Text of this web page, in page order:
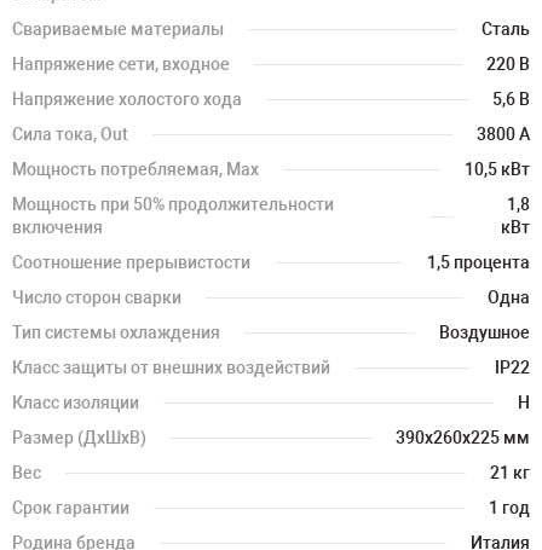
Свариваемые материалы
Сталь
Напряжение сети, входное
220 В
Напряжение холостого хода
5,6 В
Сила тока, Out
3800 А
Мощность потребляемая, Max
10,5 кВт
Мощность при 50% продолжительности
включения
1,8
кВт
Соотношение прерывистости
1,5 процента
Число сторон сварки
Одна
Тип системы охлаждения
Воздушное
Класс защиты от внешних воздействий
IP22
Класс изоляции
H
Размер (ДхШхВ)
390х260х225 мм
Вес
21 кг
Срок гарантии
1 год
Родина бренда
Италия